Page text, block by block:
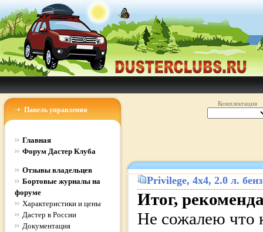
Панель управления
Главная
Форум Дастер Клуба
Отзывы владельцев
Бортовые журналы на
форуме
Характеристики и цены
Дастер в России
Документация
Комплектация
Privilege, 4x4, 2.0 л.
Итог,
Не сожалею что